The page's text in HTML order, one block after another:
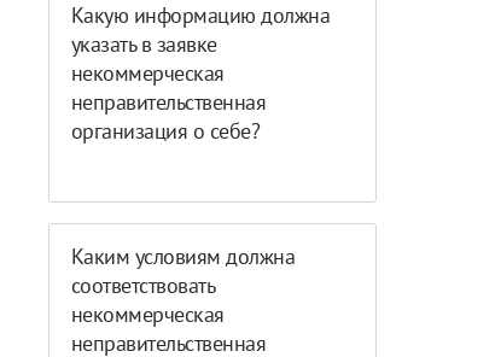
Какую информацию должна
указать в заявке
некоммерческая
неправительственная
организация о себе?
Каким условиям должна
соответствовать
некоммерческая
неправительственная